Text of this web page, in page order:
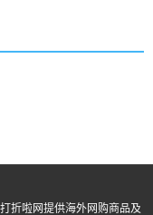
折啦网提供海外网购商品及